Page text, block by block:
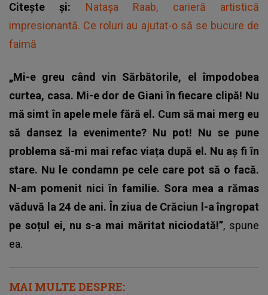
Citește și: Natașa Raab, carieră artistică
impresionantă. Ce roluri au ajutat-o să se bucure de
faimă
„Mi-e greu când vin Sărbătorile, el împodobea
curtea, casa. Mi-e dor de Giani în fiecare clipă! Nu
mă simt în apele mele fără el. Cum să mai merg eu
să dansez la evenimente? Nu pot! Nu se pune
problema să-mi mai refac viața după el. Nu aș fi în
stare. Nu le condamn pe cele care pot să o facă.
N-am pomenit nici în familie. Sora mea a rămas
văduvă la 24 de ani. În ziua de Crăciun l-a îngropat
pe soțul ei, nu s-a mai măritat niciodată!”, spune
ea.
MAI MULTE DESPRE: